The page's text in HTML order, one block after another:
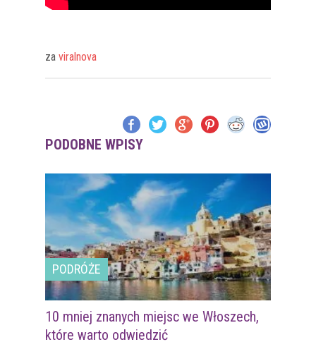
za viralnova
PODOBNE WPISY
PODRÓŻE
10 mniej znanych miejsc we Włoszech,
które warto odwiedzić